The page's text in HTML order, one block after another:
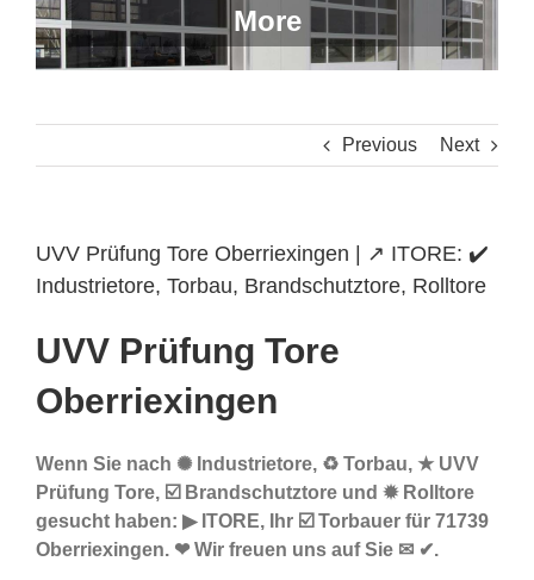
More
Previous Next
UVV Prüfung Tore Oberriexingen | ↗️ ITORE: ✔️
Industrietore, Torbau, Brandschutztore, Rolltore
UVV Prüfung Tore
Oberriexingen
Wenn Sie nach ✺ Industrietore, ♻ Torbau, ★ UVV
Prüfung Tore, ☑️ Brandschutztore und ✹ Rolltore
gesucht haben: ▶︎ ITORE, Ihr ☑️ Torbauer für 71739
Oberriexingen. ❤ Wir freuen uns auf Sie ✉ ✔.